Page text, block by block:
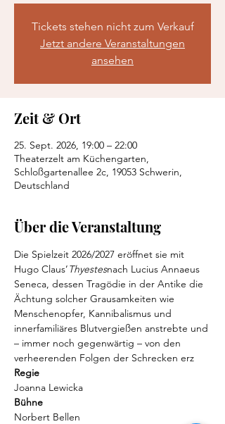
Tickets stehen nicht zum Verkauf
Jetzt andere Veranstaltungen
ansehen
Zeit & Ort
25. Sept. 2026, 19:00 – 22:00
Theaterzelt am Küchengarten,
Schloßgartenallee 2c, 19053 Schwerin,
Deutschland
Über die Veranstaltung
Die Spielzeit 2026/2027 eröffnet sie mit
Hugo Claus’Thyestesnach Lucius Annaeus
Seneca, dessen Tragödie in der Antike die
Ächtung solcher Grausamkeiten wie
Menschenopfer, Kannibalismus und
innerfamiliäres Blutvergießen anstrebte und
– immer noch gegenwärtig – von den
verheerenden Folgen der Schrecken erz
Regie
Joanna Lewicka
Bühne
Norbert Bellen